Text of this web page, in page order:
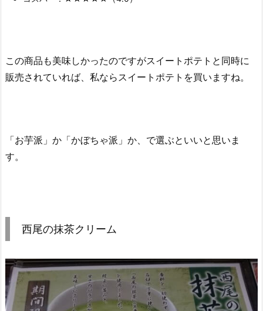
この商品も美味しかったのですがスイートポテトと同時に
販売されていれば、私ならスイートポテトを買いますね。
「お芋派」か「かぼちゃ派」か、で選ぶといいと思いま
す。
西尾の抹茶クリーム